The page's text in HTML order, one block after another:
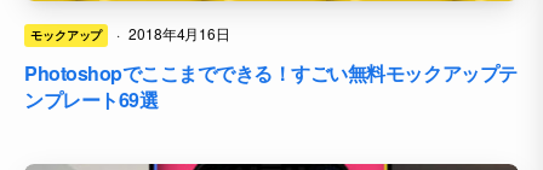
モックアップ · 2018年4月16日
Photoshopでここまでできる！すごい無料モックアップテ
ンプレート69選